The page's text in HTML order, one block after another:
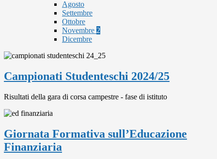
Agosto
Settembre
Ottobre
Novembre 2
Dicembre
Campionati Studenteschi 2024/25
Risultati della gara di corsa campestre - fase di istituto
Giornata Formativa sull’Educazione
Finanziaria